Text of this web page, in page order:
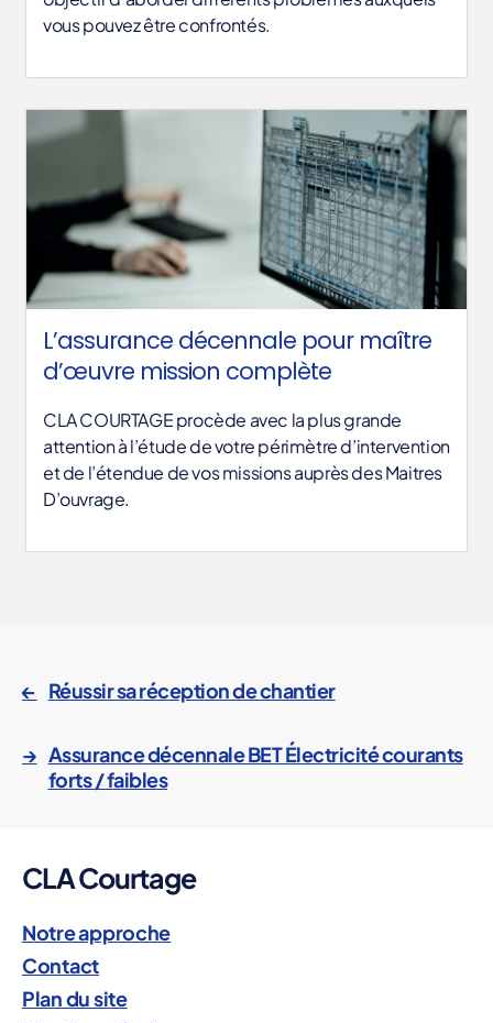
vous pouvez être confrontés.
L’assurance décennale pour maître
d’œuvre mission complète
CLA COURTAGE procède avec la plus grande
attention à l’étude de votre périmètre d’intervention
et de l’étendue de vos missions auprès des Maitres
D’ouvrage.
m
m
g
e
a
e,
m
ai
tr
← Réussir sa réception de chantier
→ Assurance décennale BET Électricité courants
forts / faibles
CLA Courtage
Notre approche
Contact
Plan du site